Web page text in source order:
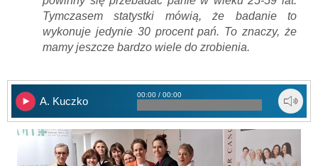
Tymczasem statystki mówią, że badanie to
wykonuje jedynie 30 procent pań. To znaczy, że
mamy jeszcze bardzo wiele do zrobienia.
A. Kuczko
00:00 / 00:00